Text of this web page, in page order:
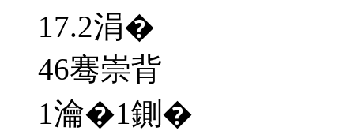
17.2涓�
46骞崇背
1瀹�1鍘�